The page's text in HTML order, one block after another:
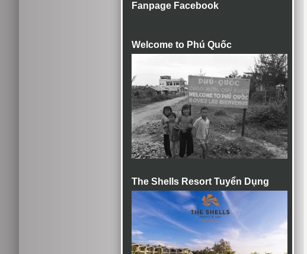
Fanpage Facebook
Welcome to Phú Quốc
The Shells Resort Tuyển Dụng